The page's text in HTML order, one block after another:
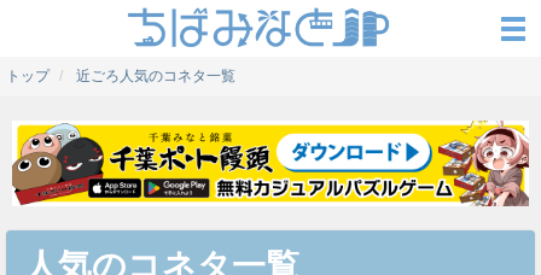
トップ 近ごろ人気のコネタ一覧
人気のコネタ一覧